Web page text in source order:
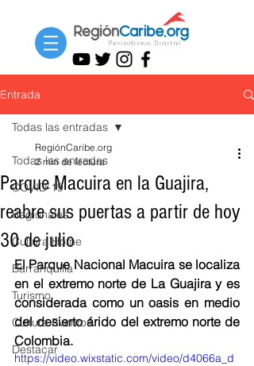
Entrada
Todas las entradas
COVID-19
Regionales
Cultura Home
Barranquilla
Turismo
Cultura Eventos
Destacar
Todas las entradas
Parque Macuira en la Guajira,
reabre sus puertas a partir de hoy
30 de julio
RegiónCaribe.org
2 min de lectura
El Parque Nacional Macuira se localiza
en el extremo norte de La Guajira y es
considerada como un oasis en medio
del desierto árido del extremo norte de
Colombia.
https://video.wixstatic.com/video/d4066a_d